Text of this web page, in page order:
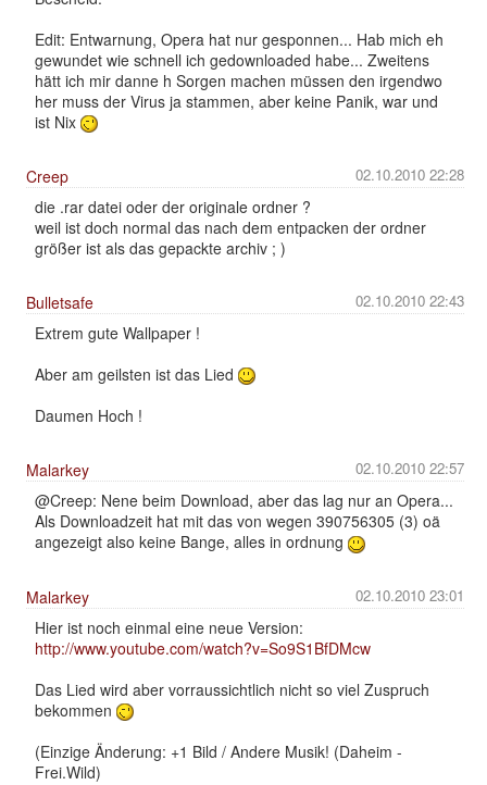
Edit: Entwarnung, Opera hat nur gesponnen... Hab mich eh
gewundet wie schnell ich gedownloaded habe... Zweitens
hätt ich mir danne h Sorgen machen müssen den irgendwo
her muss der Virus ja stammen, aber keine Panik, war und
ist Nix
02.10.2010 22:28
Creep
die .rar datei oder der originale ordner ?
weil ist doch normal das nach dem entpacken der ordner
größer ist als das gepackte archiv ; )
02.10.2010 22:43
Bulletsafe
Extrem gute Wallpaper !
Aber am geilsten ist das Lied
Daumen Hoch !
02.10.2010 22:57
Malarkey
@Creep: Nene beim Download, aber das lag nur an Opera...
Als Downloadzeit hat mit das von wegen 390756305 (3) oä
angezeigt also keine Bange, alles in ordnung
02.10.2010 23:01
Malarkey
Hier ist noch einmal eine neue Version:
http://www.youtube.com/watch?v=So9S1BfDMcw
Das Lied wird aber vorraussichtlich nicht so viel Zuspruch
bekommen
(Einzige Änderung: +1 Bild / Andere Musik! (Daheim -
Frei.Wild)